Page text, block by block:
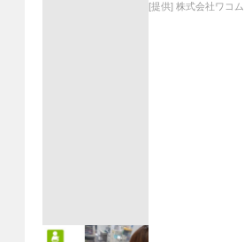
[提供] 株式会社ワコム